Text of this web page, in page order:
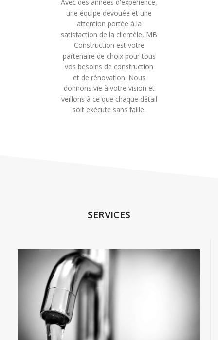
Avec des années d'expérience,
une équipe dévouée et une
attention portée à la
satisfaction de la clientèle, MB
Construction est votre
partenaire de choix pour tous
vos besoins de construction
et de rénovation. Nous
donnons vie à votre vision et
veillons à ce que chaque détail
soit exécuté sans faille.
SERVICES